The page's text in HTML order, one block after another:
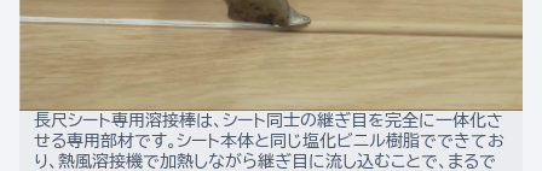
長尺シート専用溶接棒は、シート同士の継ぎ目を完全に一体化さ
せる専用部材です。シート本体と同じ塩化ビニル樹脂でできてお
り、熱風溶接機で加熱しながら継ぎ目に流し込むことで、まるで